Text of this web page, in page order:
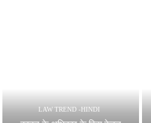
LAW TREND -HINDI